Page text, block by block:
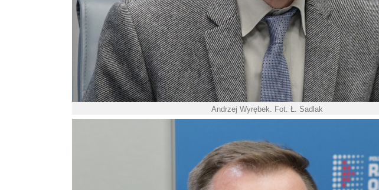
Andrzej Wyrębek. Fot. Ł. Sadlak